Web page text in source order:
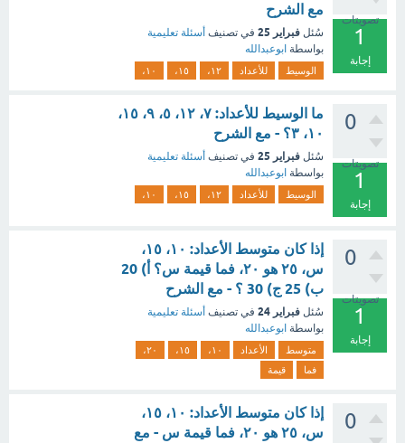
تصويتات
1
إجابة
مع الشرح
سُئل فبراير 25 في تصنيف أسئلة تعليمية
بواسطة ابوعبدالله
الوسيط للأعداد ١٢، ١٥، ١٠،
0
تصويتات
1
إجابة
ما الوسيط للأعداد: ٧، ١٢، ٥، ٩، ١٥،
١٠، ٣؟ - مع الشرح
سُئل فبراير 25 في تصنيف أسئلة تعليمية
بواسطة ابوعبدالله
الوسيط للأعداد ١٢، ١٥، ١٠،
0
تصويتات
1
إجابة
إذا كان متوسط الأعداد: ١٠، ١٥،
س، ٢٥ هو ٢٠، فما قيمة س؟ أ) 20
ب) 25 ج) 30 ؟ - مع الشرح
سُئل فبراير 24 في تصنيف أسئلة تعليمية
بواسطة ابوعبدالله
متوسط الأعداد ١٠، ١٥،
٢٠،
فما
قيمة
0
إذا كان متوسط الأعداد: ١٠، ١٥،
س، ٢٥ هو ٢٠، فما قيمة س - مع